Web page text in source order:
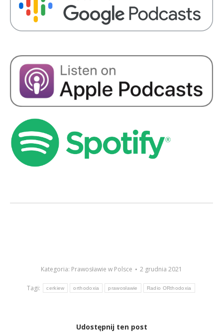
Kategoria: Prawosławie w Polsce 2 grudnia 2021
Tagi: cerkiew orthodoxia prawosławie Radio ORthodoxia
Udostępnij ten post